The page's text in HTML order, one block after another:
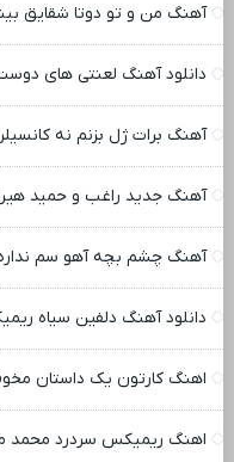
آهنگ من و تو دوتا شقایق
دانلود آهنگ لعنتی های
آهنگ برات ژل بزنم نه
آهنگ جدید راغب و حمید
آهنگ چشم بچه آهو سم
دانلود آهنگ دلفین سیاه
اهنگ کارتون یک داستان
اهنگ ریمیکس سردرد محمد